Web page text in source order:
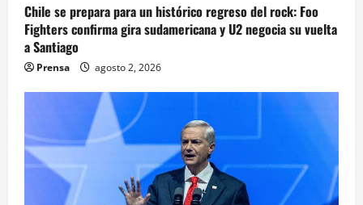
Chile se prepara para un histórico regreso del rock: Foo
Fighters confirma gira sudamericana y U2 negocia su vuelta
a Santiago
Prensa agosto 2, 2026